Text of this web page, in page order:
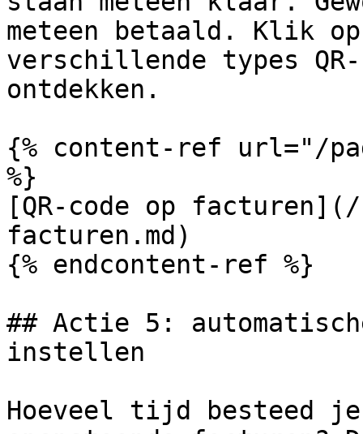
meteen betaald. Klik
verschillende types
ontdekken.
{% content-ref url="/
%}
[QR-code op
facturen.md)
{% endcontent-ref %}
## Actie 5:
instellen
Hoeveel tijd besteed